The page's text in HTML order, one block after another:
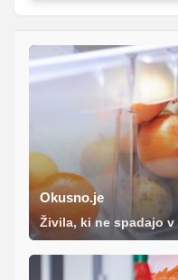
Okusno.je
Živila, ki ne spadajo